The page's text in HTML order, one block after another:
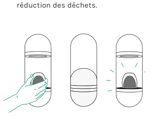
réduction des déchets.